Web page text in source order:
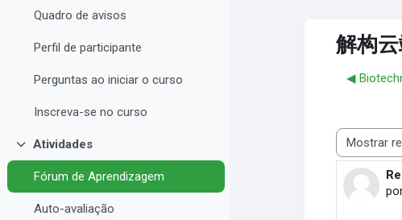
Quadro de avisos
Perfil de participante
Perguntas ao iniciar o curso
Inscreva-se no curso
Contrair
Atividades
Fórum de Aprendizagem
Auto-avaliação
解构
◀︎
Modo de